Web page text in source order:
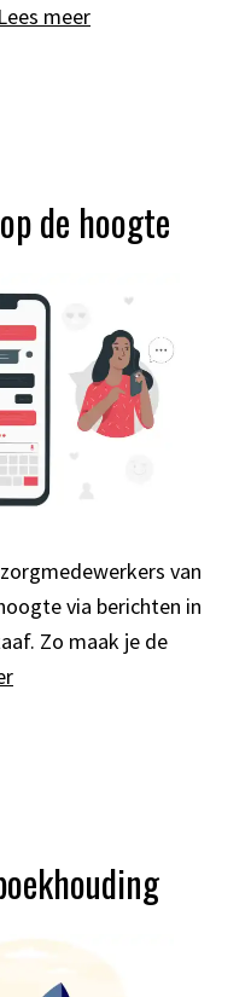
Lees meer
de hoogte
van
via berichten in
Zo maak je de